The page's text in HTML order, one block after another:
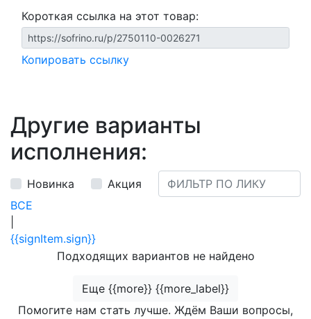
Короткая ссылка на этот товар:
Копировать ссылку
Другие варианты
исполнения:
Новинка
Акция
ВСЕ
{{signItem.sign}}
Подходящих вариантов не найдено
Еще {{more}} {{more_label}}
Помогите нам стать лучше. Ждём Ваши вопросы,